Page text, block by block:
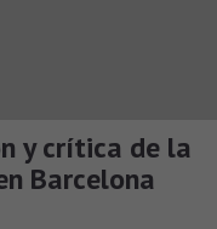
y crítica de la
Barcelona